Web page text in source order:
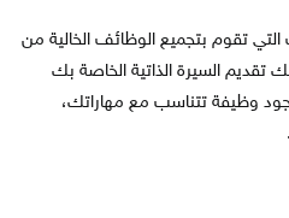
تقوم بتجميع الوظائف الخالية من
تقديم السيرة الذاتية الخاصة بك
وظيفة تتناسب مع مهاراتك،